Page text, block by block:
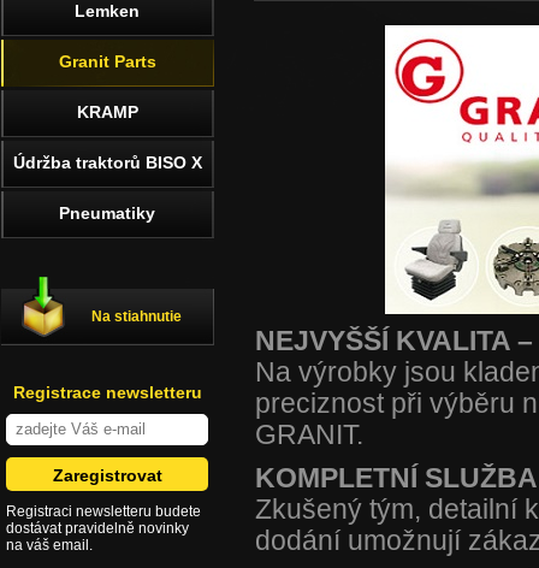
NEJVYŠŠÍ KVALITA
Na výrobky jsou
preciznost při výběru
GRANIT.
KOMPLETNÍ SLUŽBA
Zkušený tým, detailní
dodání umožnují
Lemken
Granit Parts
KRAMP
Údržba traktorů BISO X
Pneumatiky
Na stiahnutie
Registrace newsletteru
Registraci newsletteru budete
dostávat pravidelně novinky
na váš email.